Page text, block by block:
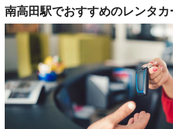
南高田駅でおすすめのレンタカ